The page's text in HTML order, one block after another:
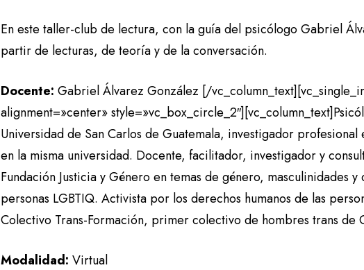
En este taller-club de lectura, con la guía del psicólogo Gabriel
partir de lecturas, de teoría y de la conversación.
Docente:Gabriel Álvarez González [/
alignment=»center»
Universidad de San Carlos de Guatemala, investigador profesional
en la misma universidad. Docente, facilitador, investigador y
Fundación Justicia y Género en temas de género, masculinidades y
personas LGBTIQ. Activista por los derechos humanos de las
Colectivo Trans-Formación, primer colectivo de hombres trans de
Modalidad:Virtual